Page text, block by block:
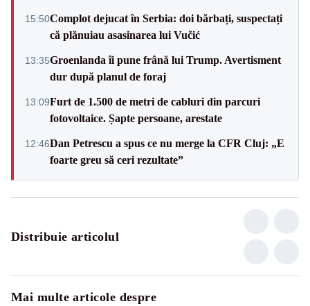
15:50Complot dejucat în Serbia: doi bărbați, suspectați
că plănuiau asasinarea lui Vučić
13:35Groenlanda îi pune frână lui Trump. Avertisment
dur după planul de foraj
13:09Furt de 1.500 de metri de cabluri din parcuri
fotovoltaice. Șapte persoane, arestate
12:46Dan Petrescu a spus ce nu merge la CFR Cluj: „E
foarte greu să ceri rezultate”
Distribuie articolul
Mai multe articole despre